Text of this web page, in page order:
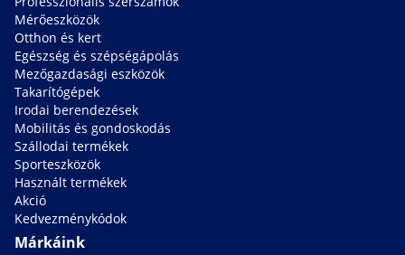
Mérőeszközök
Otthon és kert
Egészség és szépségápolás
Mezőgazdasági eszközök
Takarítógépek
Irodai berendezések
Mobilitás és gondoskodás
Szállodai termékek
Sporteszközök
Használt termékek
Akció
Kedvezménykódok
Márkáink